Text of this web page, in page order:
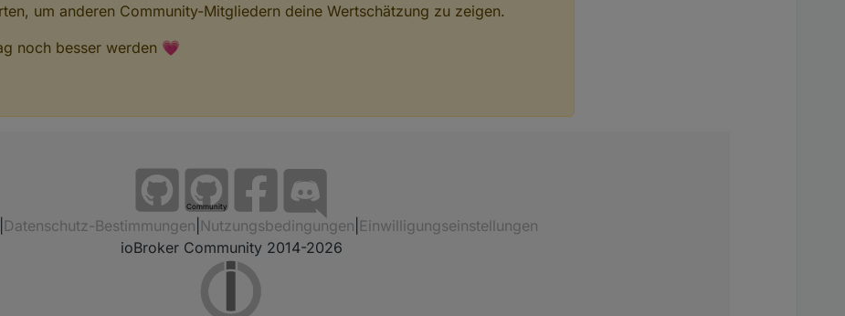
um anderen Community-Mitgliedern deine Wertschätzung zu zeigen.
noch besser werden 💗
Community
Datenschutz-Bestimmungen Nutzungsbedingungen Einwilligungseinstellungen
ioBroker Community 2014-2026